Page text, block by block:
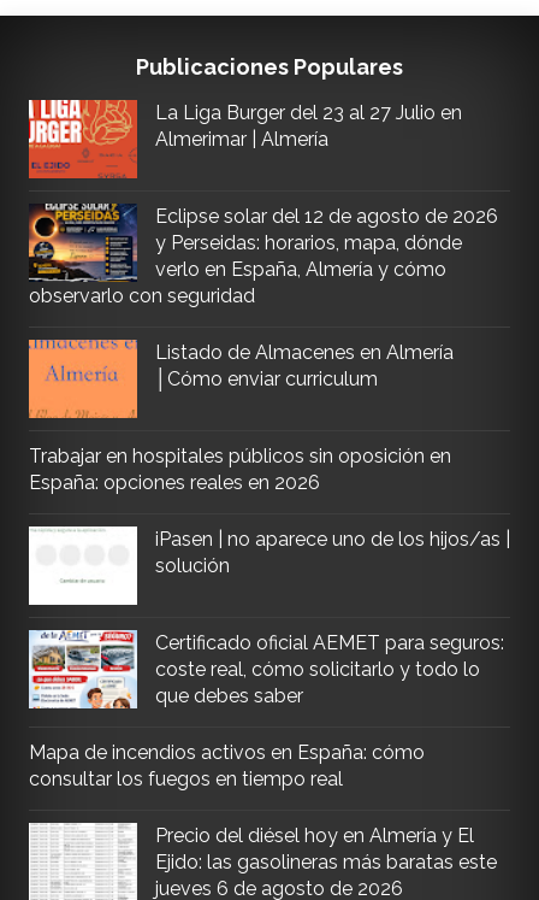
Publicaciones Populares
La Liga Burger del 23 al 27 Julio en
Almerimar | Almería
Eclipse solar del 12 de agosto de 2026
y Perseidas: horarios, mapa, dónde
verlo en España, Almería y cómo
observarlo con seguridad
Listado de Almacenes en Almería
│Cómo enviar curriculum
Trabajar en hospitales públicos sin oposición en
España: opciones reales en 2026
iPasen | no aparece uno de los hijos/as |
solución
Certificado oficial AEMET para seguros:
coste real, cómo solicitarlo y todo lo
que debes saber
Mapa de incendios activos en España: cómo
consultar los fuegos en tiempo real
Precio del diésel hoy en Almería y El
Ejido: las gasolineras más baratas este
jueves 6 de agosto de 2026